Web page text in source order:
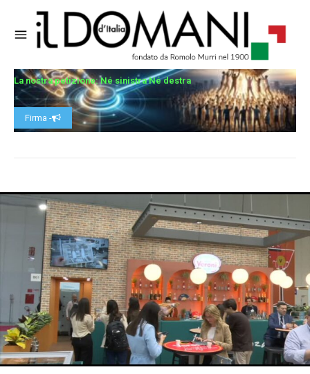
La nostra petizione: Né sinistra Né destra
Firma -